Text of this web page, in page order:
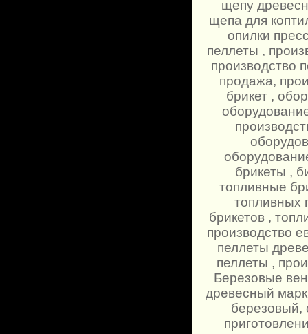
щепу
щепа для
опилки
пеллеты ,
производство
продажа,
брикет ,
брикеты ,
топливные
топливных
брикетов ,
производство
пеллеты
пеллеты ,
Березовые
древесный